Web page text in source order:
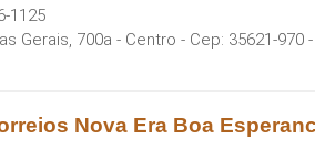
1125
Gerais, 700a - Centro - Cep: 35621-970 -
Nova Era Boa